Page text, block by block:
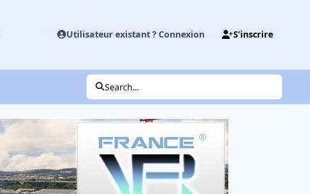
Utilisateur existant ? Connexion S’inscrire
Search...